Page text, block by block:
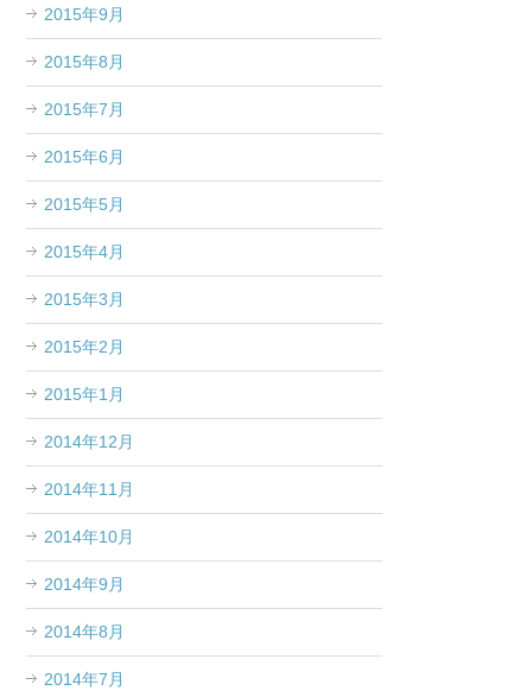
2015年9月
2015年8月
2015年7月
2015年6月
2015年5月
2015年4月
2015年3月
2015年2月
2015年1月
2014年12月
2014年11月
2014年10月
2014年9月
2014年8月
2014年7月